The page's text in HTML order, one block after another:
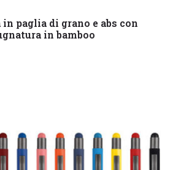
Leggi tutto
in paglia di grano e abs con
in bamboo